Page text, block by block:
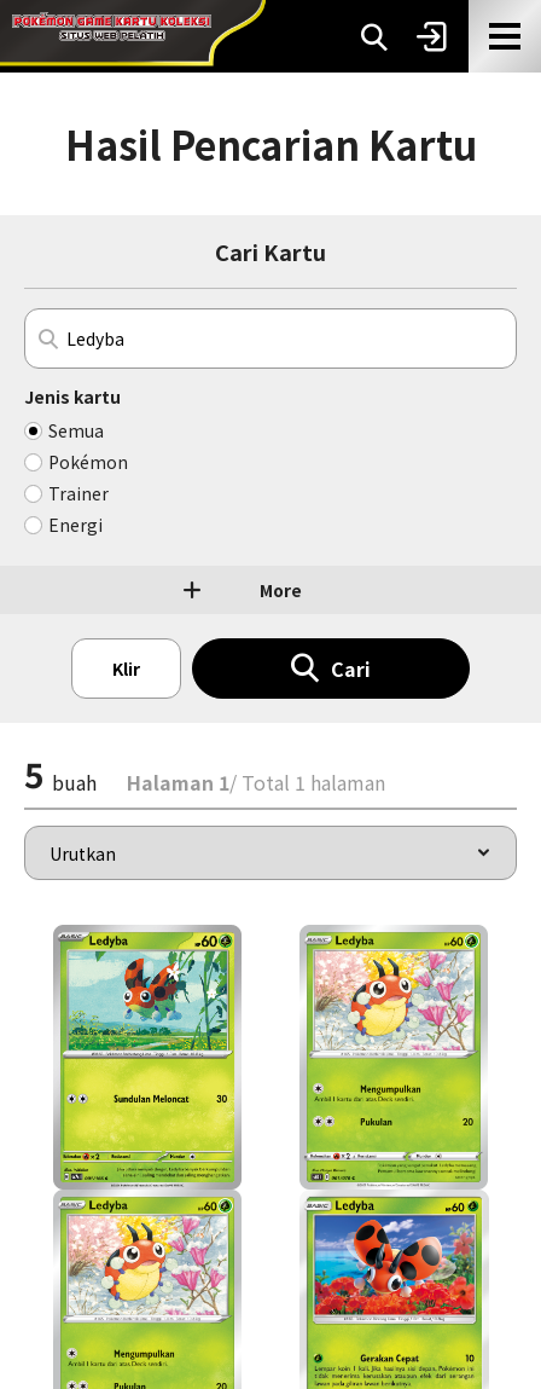
Hasil Pencarian Kartu
Cari Kartu
Jenis kartu
Semua
Pokémon
Trainer
Energi
More
Klir Cari
5 buah Halaman 1/ Total 1 halaman